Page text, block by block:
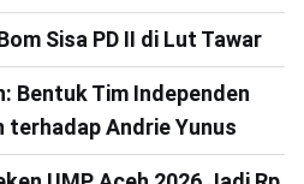
Sisa PD II di Lut Tawar
Bentuk Tim Independen
terhadap Andrie Yunus